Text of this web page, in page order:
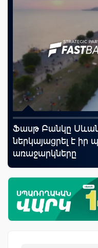
Ֆասթ Բանկը
ներկայացրել է իր
առաջարկները